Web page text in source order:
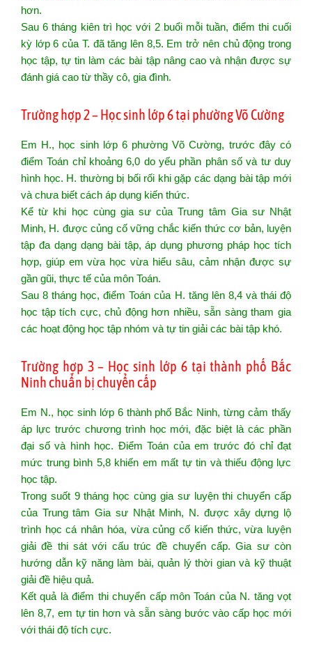
hơn.
Sau 6 tháng kiên trì học với 2 buổi mỗi tuần, điểm thi cuối
kỳ lớp 6 của T. đã tăng lên 8,5. Em trở nên chủ động trong
học tập, tự tin làm các bài tập nâng cao và nhận được sự
đánh giá cao từ thầy cô, gia đình.
Trường hợp 2 – Học sinh lớp 6 tại phường Võ Cường
Em H., học sinh lớp 6 phường Võ Cường, trước đây có
điểm Toán chỉ khoảng 6,0 do yếu phần phân số và tư duy
hình học. H. thường bị bối rối khi gặp các dạng bài tập mới
và chưa biết cách áp dụng kiến thức.
Kể từ khi học cùng gia sư của Trung tâm Gia sư Nhật
Minh, H. được củng cố vững chắc kiến thức cơ bản, luyện
tập đa dạng dạng bài tập, áp dụng phương pháp học tích
hợp, giúp em vừa học vừa hiểu sâu, cảm nhận được sự
gần gũi, thực tế của môn Toán.
Sau 8 tháng học, điểm Toán của H. tăng lên 8,4 và thái độ
học tập tích cực, chủ động hơn nhiều, sẵn sàng tham gia
các hoạt động học tập nhóm và tự tin giải các bài tập khó.
Trường hợp 3 – Học sinh lớp 6 tại thành phố Bắc
Ninh chuẩn bị chuyển cấp
Em N., học sinh lớp 6 thành phố Bắc Ninh, từng cảm thấy
áp lực trước chương trình học mới, đặc biệt là các phần
đại số và hình học. Điểm Toán của em trước đó chỉ đạt
mức trung bình 5,8 khiến em mất tự tin và thiếu động lực
học tập.
Trong suốt 9 tháng học cùng gia sư luyện thi chuyển cấp
của Trung tâm Gia sư Nhật Minh, N. được xây dựng lộ
trình học cá nhân hóa, vừa củng cố kiến thức, vừa luyện
giải đề thi sát với cấu trúc đề chuyển cấp. Gia sư còn
hướng dẫn kỹ năng làm bài, quản lý thời gian và kỹ thuật
giải đề hiệu quả.
Kết quả là điểm thi chuyển cấp môn Toán của N. tăng vọt
lên 8,7, em tự tin hơn và sẵn sàng bước vào cấp học mới
với thái độ tích cực.